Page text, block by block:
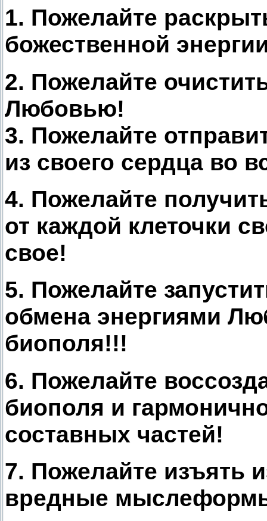
1. Пожелайте
божественной
2. Пожелайте
Любовью!
3. Пожелайте
из своего сердца во
4. Пожелайте
от каждой клеточки
свое!
5. Пожелайте
обмена энергиями
биополя!!!
6. Пожелайте
биополя и
составных частей!
7. Пожелайте изъять
вредные